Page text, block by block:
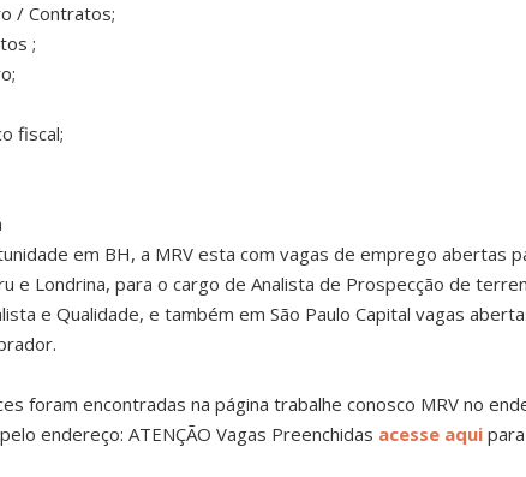
/ Contratos;
;
fiscal;
em BH, a MRV esta com vagas de emprego abertas
e Londrina, para o cargo de Analista de Prospecção de
e Qualidade, e também em São Paulo Capital vagas
foram encontradas na página trabalhe conosco MRV no
endereço: ATENÇÃO Vagas Preenchidas acesse aqui